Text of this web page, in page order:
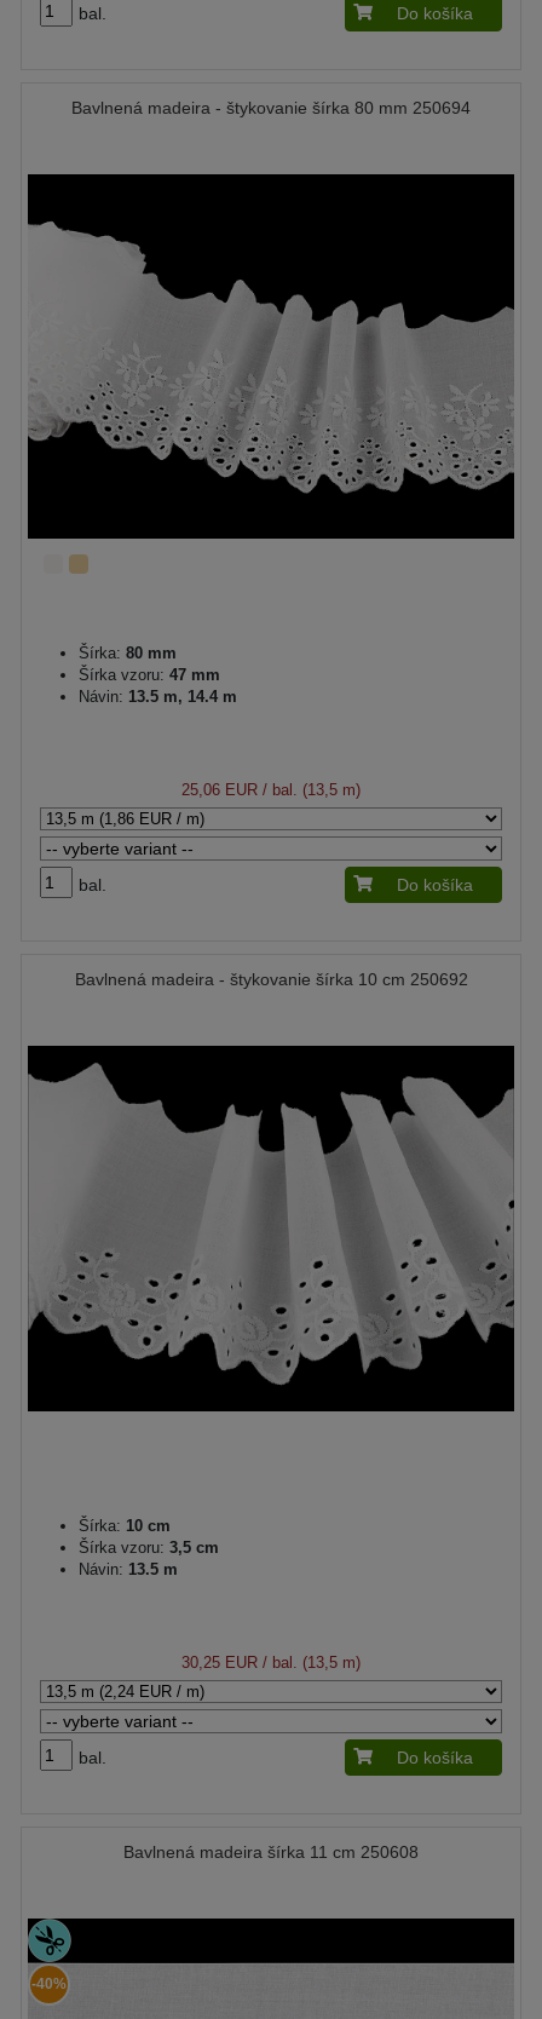
bal. Do košíka
Bavlnená madeira - štykovanie šírka 80 mm 250694
Šírka: 80 mm
Šírka vzoru: 47 mm
Návin: 13.5 m, 14.4 m
25,06 EUR / bal. (13,5 m)
bal. Do košíka
Bavlnená madeira - štykovanie šírka 10 cm 250692
Šírka: 10 cm
Šírka vzoru: 3,5 cm
Návin: 13.5 m
30,25 EUR / bal. (13,5 m)
bal. Do košíka
Bavlnená madeira šírka 11 cm 250608
-40%